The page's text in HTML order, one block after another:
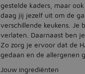
gestelde kaders, maar
daag jij jezelf uit om de
verschillende keukens. Je
verlaten. Daarnaast ben
Zo zorg je ervoor dat de
gedaan en de allergenen
Jouw ingrediënten